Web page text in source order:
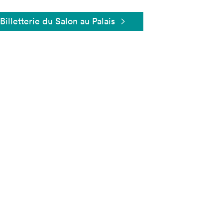
Billetterie du Salon au Palais